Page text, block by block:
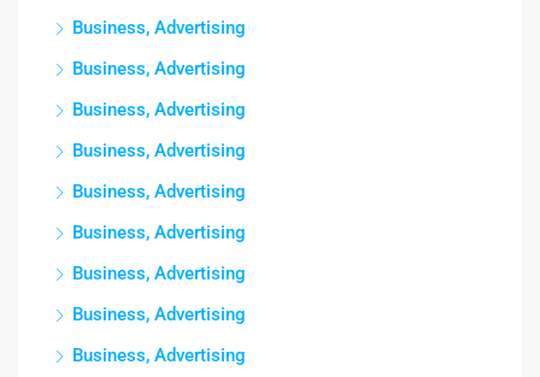
Business, Advertising
Business, Advertising
Business, Advertising
Business, Advertising
Business, Advertising
Business, Advertising
Business, Advertising
Business, Advertising
Business, Advertising